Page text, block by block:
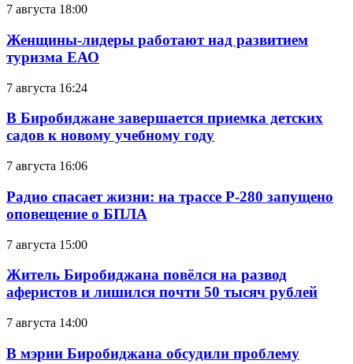
7 августа 18:00
Женщины-лидеры работают над развитием
туризма ЕАО
7 августа 16:24
В Биробиджане завершается приемка детских
садов к новому учебному году
7 августа 16:06
Радио спасает жизни: на трассе Р-280 запущено
оповещение о БПЛА
7 августа 15:00
Житель Биробиджана повёлся на развод
аферистов и лишился почти 50 тысяч рублей
7 августа 14:00
В мэрии Биробиджана обсудили проблему